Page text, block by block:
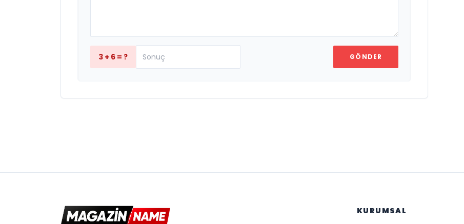
3 + 6 = ? GÖNDER
KURUMSAL